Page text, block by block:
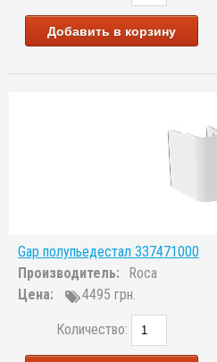
Добавить в корзину
Gap полупьедестал 337471000
Производитель:
Roca
Цена:
4495 грн.
Количество: